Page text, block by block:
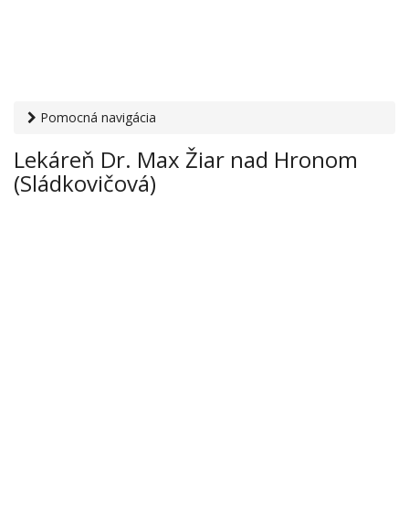
Pomocná navigácia
Žiar nad Hronom (Sládkovičová)
Lekáreň Dr. Max Žiar nad Hronom
(Sládkovičová)